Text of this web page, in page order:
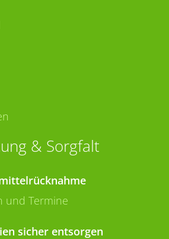
& Sorgfalt
und Termine
sicher entsorgen